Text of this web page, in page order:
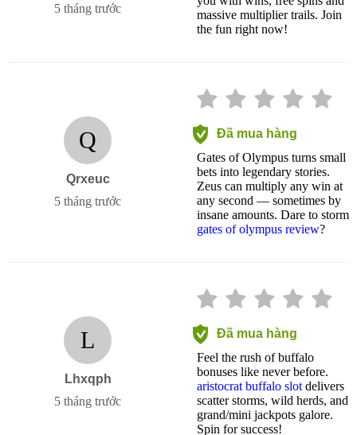
5 tháng trước
massive multiplier trails. Join
the fun right now!
Q
Qrxeuc
5 tháng trước
Đã mua hàng
Gates of Olympus turns small
bets into legendary stories.
Zeus can multiply any win at
any second — sometimes by
insane amounts. Dare to storm
gates of olympus review?
L
Lhxqph
5 tháng trước
Đã mua hàng
Feel the rush of buffalo
bonuses like never before.
aristocrat buffalo slot delivers
scatter storms, wild herds, and
grand/mini jackpots galore.
Spin for success!